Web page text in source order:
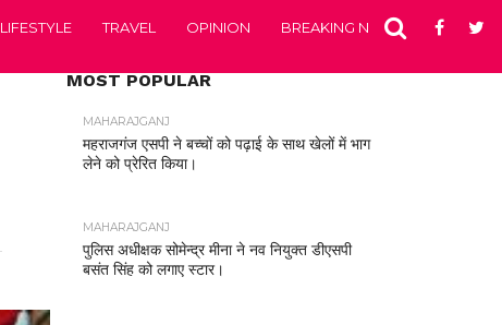
LIFESTYLE TRAVEL OPINION BREAKING NEWS
MOST POPULAR
MAHARAJGANJ
महराजगंज एसपी ने बच्चों को पढ़ाई के साथ खेलों में भाग
लेने को प्रेरित किया।
MAHARAJGANJ
पुलिस अधीक्षक सोमेन्द्र मीना ने नव नियुक्त डीएसपी
बसंत सिंह को लगाए स्टार।